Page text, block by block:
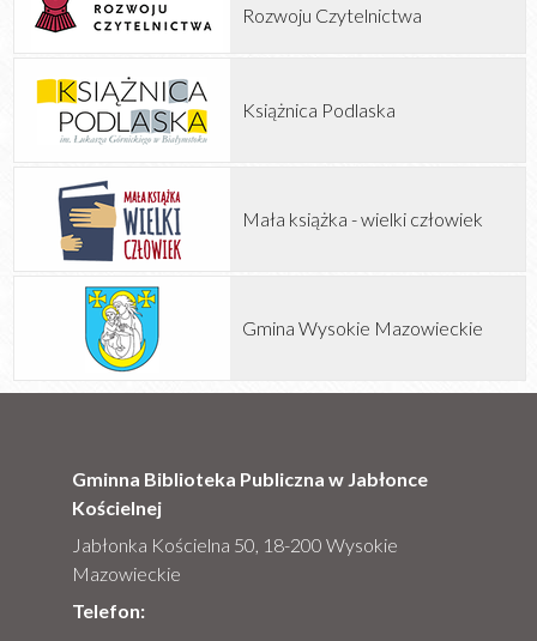
Rozwoju Czytelnictwa
Książnica Podlaska
Mała książka - wielki człowiek
Gmina Wysokie Mazowieckie
Gminna Biblioteka Publiczna w Jabłonce
Kościelnej
Jabłonka Kościelna 50, 18-200 Wysokie
Mazowieckie
Telefon: